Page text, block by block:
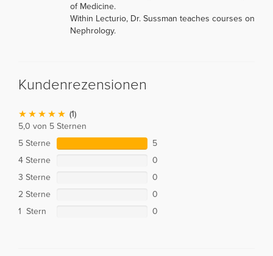
of Medicine.
Within Lecturio, Dr. Sussman teaches courses on
Nephrology.
Kundenrezensionen
(1)
5,0 von 5 Sternen
5 Sterne
5
4 Sterne
0
3 Sterne
0
2 Sterne
0
1 Stern
0